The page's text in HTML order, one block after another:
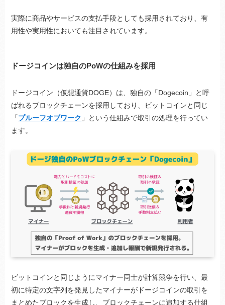
実際に商品やサービスの支払手段としても採用されており、有
用性や実用性においても注目されています。
ドージコインは独自のPoWの仕組みを採用
ドージコイン（仮想通貨DOGE）は、独自の「Dogecoin」と呼
ばれるブロックチェーンを採用しており、ビットコインと同じ
「プルーフオブワーク 」という仕組みで取引の処理を行ってい
ます。
ビットコインと同じようにマイナー同士が計算競争を行い、最
初に特定の文字列を発見したマイナーがドージコインの取引を
まとめたブロックを生成し、ブロックチェーンに追加する仕組